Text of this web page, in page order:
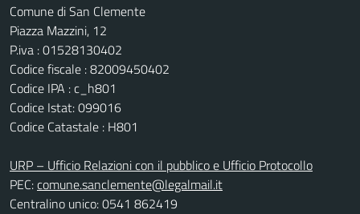
Comune di San Clemente
Piazza Mazzini, 12
P.iva : 01528130402
Codice fiscale : 82009450402
Codice IPA : c_h801
Codice Istat: 099016
Codice Catastale : H801
URP – Ufficio Relazioni con il pubblico e Ufficio Protocollo
PEC:comune.sanclemente@legalmail.it
Centralino unico: 0541 862419